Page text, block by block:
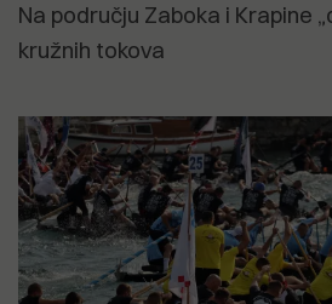
Na području Zaboka i Krapine
kružnih tokova